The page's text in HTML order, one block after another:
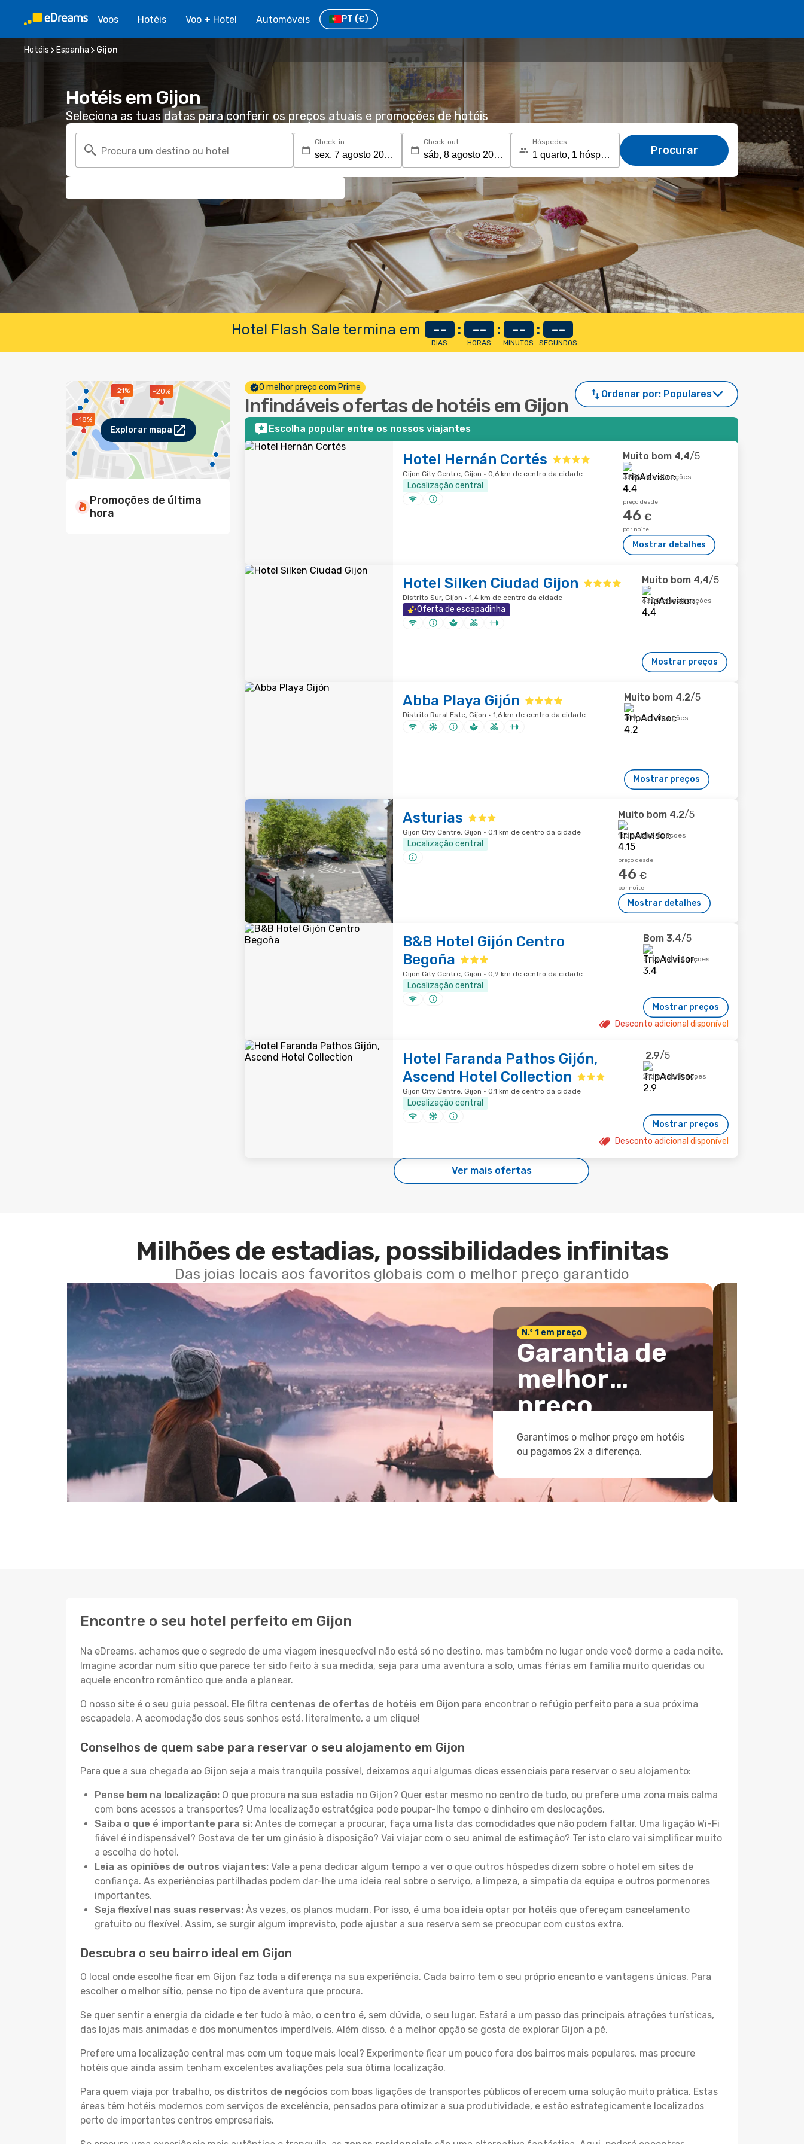
Voos Hotéis Voo + Hotel Automóveis PT (€)
Hotéis Espanha Gijon
Hotéis em Gijon
Seleciona as tuas datas para conferir os preços atuais e promoções de hotéis
Procura um destino ou hotel
Check-in Check-out Hóspedes
Procurar
Hotel Flash Sale termina em --
DIAS
: --
HORAS
: --
MINUTOS
: --
SEGUNDOS
-20%
-21%
-18%
Explorar mapa
Promoções de última
hora
O melhor preço com Prime
Infindáveis ofertas de hotéis em Gijon
Ordenar por: Populares
Escolha popular entre os nossos viajantes
Hotel Hernán Cortés
Gijon City Centre, Gijon · 0,6 km de centro da cidade
Localização central
Muito bom 4,4/5
3576 classificações
preço desde
46 €
por noite
Mostrar detalhes
Hotel Silken Ciudad Gijon
Distrito Sur, Gijon · 1,4 km de centro da cidade
Oferta de escapadinha
Muito bom 4,4/5
6300 classificações
Mostrar preços
Abba Playa Gijón
Distrito Rural Este, Gijon · 1,6 km de centro da cidade
Muito bom 4,2/5
709 classificações
Mostrar preços
Asturias
Gijon City Centre, Gijon · 0,1 km de centro da cidade
Localização central
Muito bom 4,2/5
1638 classificações
preço desde
46 €
por noite
Mostrar detalhes
B&B Hotel Gijón Centro
Begoña
Gijon City Centre, Gijon · 0,9 km de centro da cidade
Localização central
Bom 3,4/5
3113 classificações
Mostrar preços
Desconto adicional disponível
Hotel Faranda Pathos Gijón,
Ascend Hotel Collection
Gijon City Centre, Gijon · 0,1 km de centro da cidade
Localização central
2,9/5
213 classificações
Mostrar preços
Desconto adicional disponível
Ver mais ofertas
Milhões de estadias, possibilidades infinitas
Das joias locais aos favoritos globais com o melhor preço garantido
N.º 1 em preço
Garantia de
melhor
preço
Garantimos o melhor preço em hotéis
ou pagamos 2x a diferença.
Encontre o seu hotel perfeito em Gijon
Na eDreams, achamos que o segredo de uma viagem inesquecível não está só no destino, mas também no lugar onde você dorme a cada noite.
Imagine acordar num sítio que parece ter sido feito à sua medida, seja para uma aventura a solo, umas férias em família muito queridas ou
aquele encontro romântico que anda a planear.
O nosso site é o seu guia pessoal. Ele filtra centenas de ofertas de hotéis em Gijon para encontrar o refúgio perfeito para a sua próxima
escapadela. A acomodação dos seus sonhos está, literalmente, a um clique!
Conselhos de quem sabe para reservar o seu alojamento em Gijon
Para que a sua chegada ao Gijon seja a mais tranquila possível, deixamos aqui algumas dicas essenciais para reservar o seu alojamento:
Pense bem na localização: O que procura na sua estadia no Gijon? Quer estar mesmo no centro de tudo, ou prefere uma zona mais calma
com bons acessos a transportes? Uma localização estratégica pode poupar-lhe tempo e dinheiro em deslocações.
Saiba o que é importante para si: Antes de começar a procurar, faça uma lista das comodidades que não podem faltar. Uma ligação Wi-Fi
fiável é indispensável? Gostava de ter um ginásio à disposição? Vai viajar com o seu animal de estimação? Ter isto claro vai simplificar muito
a escolha do hotel.
Leia as opiniões de outros viajantes: Vale a pena dedicar algum tempo a ver o que outros hóspedes dizem sobre o hotel em sites de
confiança. As experiências partilhadas podem dar-lhe uma ideia real sobre o serviço, a limpeza, a simpatia da equipa e outros pormenores
importantes.
Seja flexível nas suas reservas: Às vezes, os planos mudam. Por isso, é uma boa ideia optar por hotéis que ofereçam cancelamento
gratuito ou flexível. Assim, se surgir algum imprevisto, pode ajustar a sua reserva sem se preocupar com custos extra.
Descubra o seu bairro ideal em Gijon
O local onde escolhe ficar em Gijon faz toda a diferença na sua experiência. Cada bairro tem o seu próprio encanto e vantagens únicas. Para
escolher o melhor sítio, pense no tipo de aventura que procura.
Se quer sentir a energia da cidade e ter tudo à mão, o centro é, sem dúvida, o seu lugar. Estará a um passo das principais atrações turísticas,
das lojas mais animadas e dos monumentos imperdíveis. Além disso, é a melhor opção se gosta de explorar Gijon a pé.
Prefere uma localização central mas com um toque mais local? Experimente ficar um pouco fora dos bairros mais populares, mas procure
hotéis que ainda assim tenham excelentes avaliações pela sua ótima localização.
Para quem viaja por trabalho, os distritos de negócios com boas ligações de transportes públicos oferecem uma solução muito prática. Estas
áreas têm hotéis modernos com serviços de excelência, pensados para otimizar a sua produtividade, e estão estrategicamente localizados
perto de importantes centros empresariais.